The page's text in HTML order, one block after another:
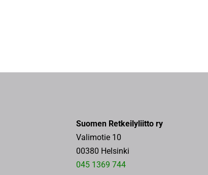
Suomen Retkeilyliitto ry
Valimotie 10
00380 Helsinki
045 1369 744